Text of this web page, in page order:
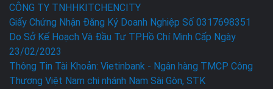
CÔNG TY TNHHKITCHENCITY
Giấy Chứng Nhận Đăng Ký Doanh Nghiệp Số 0317698351
Do Sở Kế Hoạch Và Đầu Tư TP.Hồ Chí Minh Cấp Ngày
23/02/2023
Thông Tin Tài Khoản: Vietinbank - Ngân hàng TMCP Công
Thương Việt Nam chi nhánh Nam Sài Gòn, STK